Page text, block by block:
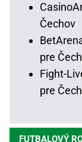
Čechov
pre
Fight-
pre
FUTBALOVÝ